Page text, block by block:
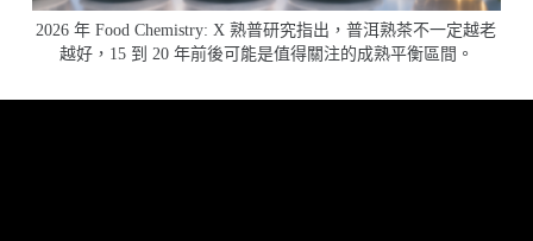
2026 年 Food Chemistry: X 熟普研究指出，普洱熟茶不一定越老
越好，15 到 20 年前後可能是值得關注的成熟平衡區間。